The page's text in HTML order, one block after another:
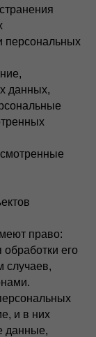
персональных
данных,
право:
его
случаев,
и в них
данные,